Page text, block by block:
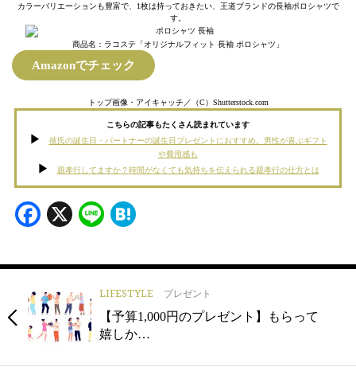
カラーバリエーションも豊富で、1枚は持っておきたい、王道ブランドの長袖ポロシャツで
す。
商品名：ラコステ「オリジナルフィット 長袖 ポロシャツ」
Amazonでチェック
トップ画像・アイキャッチ／（C）Shutterstock.com
こちらの記事もたくさん読まれています
彼氏の誕生日・パートナーの誕生日プレゼントにおすすめ。男性が喜ぶギフト
や費用感も
親孝行してますか？時間がなくても気持ちを伝えられる親孝行の仕方とは
Facebook
X Line
LIFESTYLE プレゼント
【予算1,000円のプレゼント】もらって
嬉しか…